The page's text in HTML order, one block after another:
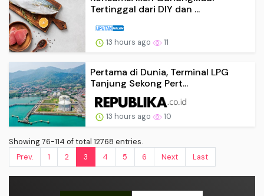
Tertinggal dari DIY dan ...
13 hours ago 11
Pertama di Dunia, Terminal LPG
Tanjung Sekong Pert...
13 hours ago 10
Showing 76-114 of total 12768 entries.
Prev.
1 2 3 4 5 6 Next Last